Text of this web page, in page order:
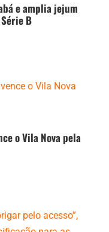
e amplia jejum
B
o Vila Nova pela